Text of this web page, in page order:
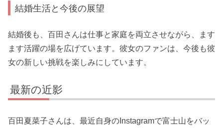
結婚生活と今後の展望
結婚後も、百田さんは仕事と家庭を両立させながら、ます
ます活躍の場を広げています。彼女のファンは、今後も彼
女の新しい挑戦を楽しみにしています。
最新の近影
百田夏菜子さんは、最近自身のInstagramで富士山をバッ